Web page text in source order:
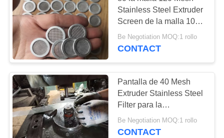
LA
FÁBRICA
CONTROL
DE
CALIDAD
ÉNTRENOS
cerca de la
alambrada
cerca de la malla de
la alambrada
104
Stainless Steel Extruder
Screen de la malla 100
modificó para requisitos
particulares
Be Negotiation MOQ:1 rollo
CONTACT
Pantalla de 40 Mesh
Extruder Stainless Steel
Filter para la
protuberancia plástica y
de goma
Be Negotiation MOQ:1 rollo
CONTACT